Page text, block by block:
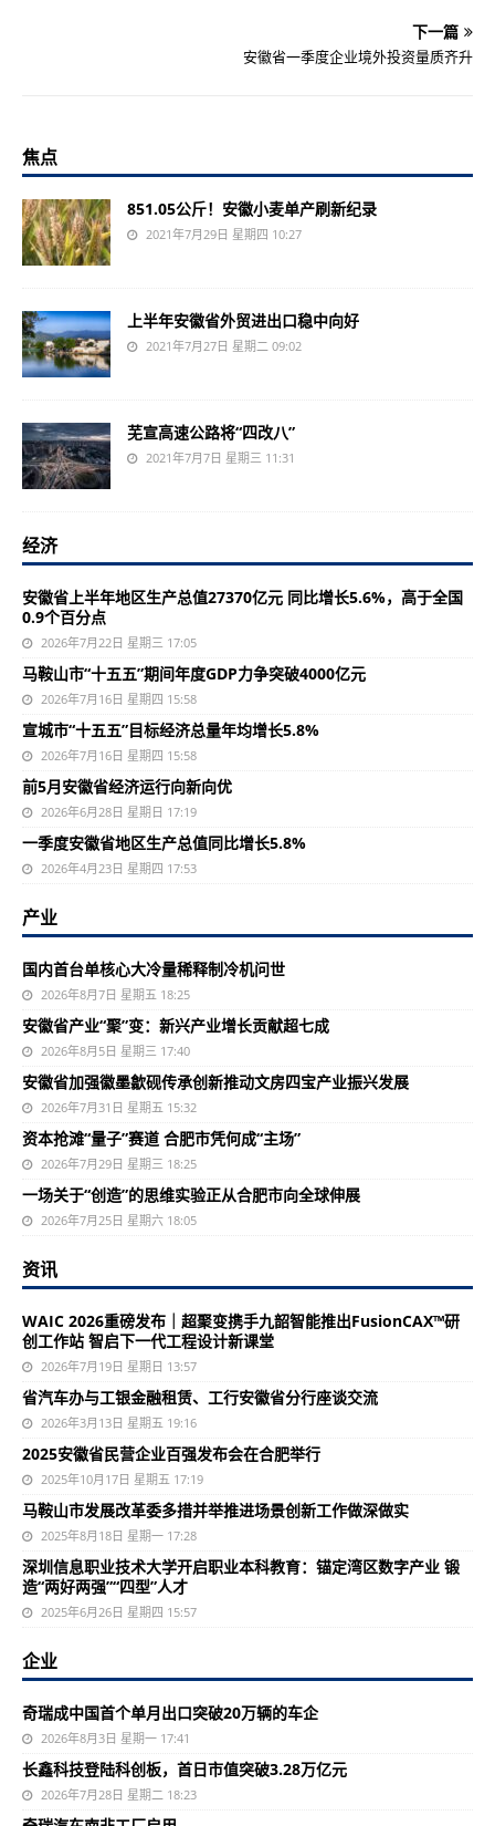
下一篇
安徽省一季度企业境外投资量质齐升
焦点
851.05公斤！安徽小麦单产刷新纪录
2021年7月29日 星期四 10:27
上半年安徽省外贸进出口稳中向好
2021年7月27日 星期二 09:02
芜宣高速公路将“四改八”
2021年7月7日 星期三 11:31
经济
安徽省上半年地区生产总值27370亿元 同比增长5.6%，高于全国
0.9个百分点
2026年7月22日 星期三 17:05
马鞍山市“十五五”期间年度GDP力争突破4000亿元
2026年7月16日 星期四 15:58
宣城市“十五五”目标经济总量年均增长5.8%
2026年7月16日 星期四 15:58
前5月安徽省经济运行向新向优
2026年6月28日 星期日 17:19
一季度安徽省地区生产总值同比增长5.8%
2026年4月23日 星期四 17:53
产业
国内首台单核心大冷量稀释制冷机问世
2026年8月7日 星期五 18:25
安徽省产业“聚”变：新兴产业增长贡献超七成
2026年8月5日 星期三 17:40
安徽省加强徽墨歙砚传承创新推动文房四宝产业振兴发展
2026年7月31日 星期五 15:32
资本抢滩“量子”赛道 合肥市凭何成“主场”
2026年7月29日 星期三 18:25
一场关于“创造”的思维实验正从合肥市向全球伸展
2026年7月25日 星期六 18:05
资讯
WAIC 2026重磅发布｜超聚变携手九韶智能推出FusionCAX™研
创工作站 智启下一代工程设计新课堂
2026年7月19日 星期日 13:57
省汽车办与工银金融租赁、工行安徽省分行座谈交流
2026年3月13日 星期五 19:16
2025安徽省民营企业百强发布会在合肥举行
2025年10月17日 星期五 17:19
马鞍山市发展改革委多措并举推进场景创新工作做深做实
2025年8月18日 星期一 17:28
深圳信息职业技术大学开启职业本科教育：锚定湾区数字产业 锻
造“两好两强”“四型”人才
2025年6月26日 星期四 15:57
企业
奇瑞成中国首个单月出口突破20万辆的车企
2026年8月3日 星期一 17:41
长鑫科技登陆科创板，首日市值突破3.28万亿元
2026年7月28日 星期二 18:23